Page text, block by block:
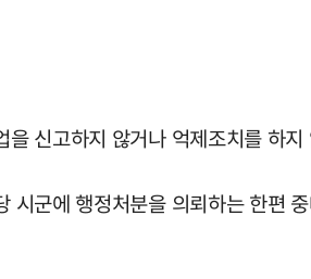
신고하지 않거나 억제조치를 하
시군에 행정처분을 의뢰하는 한편